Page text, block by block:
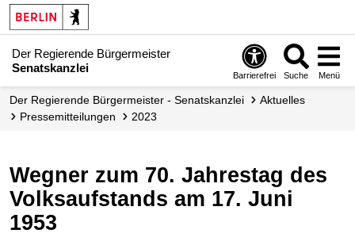
Der Regierende Bürgermeister
Senatskanzlei
Barrierefrei Suche Menü
Der Regierende Bürgermeister - Senatskanzlei
Aktuelles
Presse­mitteilungen
2023
Wegner zum 70. Jahrestag des
Volksaufstands am 17. Juni
1953